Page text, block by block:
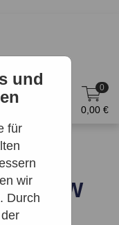
und
für
wir
Durch
0
0,00 €